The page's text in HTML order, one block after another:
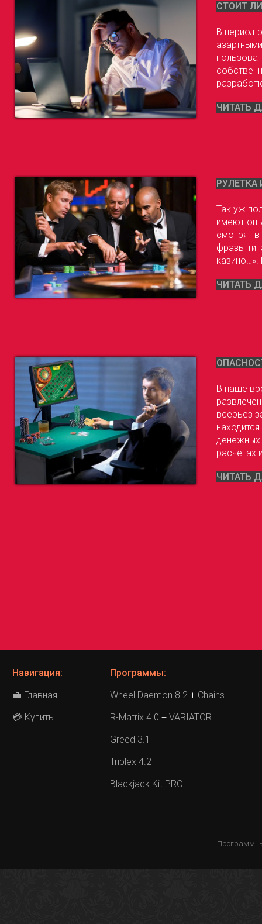
СТОИТ
В период
ЧИТАТЬ
РУЛЕТКА
Так уж
имеют
смотрят
фразы
казино…».
ЧИТАТЬ
В наше
всерьез
денежных
расчетах
ЧИТАТЬ
Навигация:
💼 Главная
💳Купить
Программы:
Wheel Daemon 8.2+ Chains
R-Matrix 4.0 + VARIATOR
Greed 3.1
Triplex 4.2
Blackjack Kit PRO